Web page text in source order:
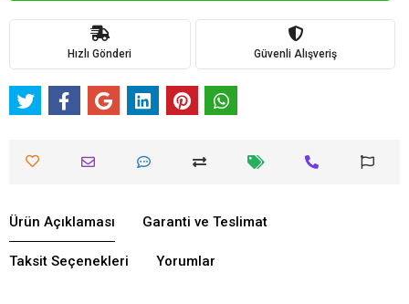
Hızlı Gönderi Güvenli Alışveriş
Ürün Açıklaması Garanti ve Teslimat
Taksit Seçenekleri Yorumlar